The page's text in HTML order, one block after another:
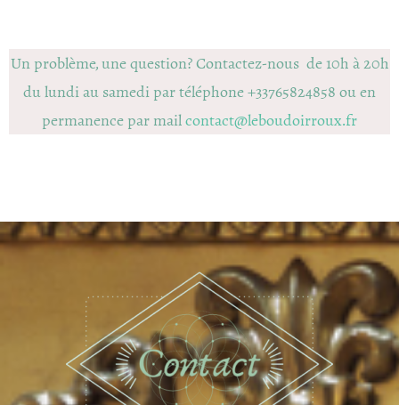
Un problème, une question? Contactez-nous de 10h à 20h
du lundi au samedi par téléphone +33765824858 ou en
permanence par mailcontact@leboudoirroux.fr